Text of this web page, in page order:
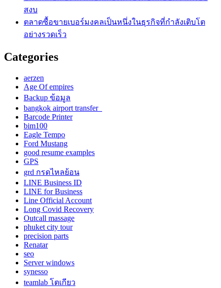
สงบ
ตลาดซื้อขายเบอร์มงคลเป็นหนึ่งในธุรกิจที่กำลังเติบโต
อย่างรวดเร็ว
Categories
aerzen
Age Of empires
Backup ข้อมูล
bangkok airport transfer
Barcode Printer
bim100
Eagle Tempo
Ford Mustang
good resume examples
GPS
grd กรดไหลย้อน
LINE Business ID
LINE for Business
Line Official Account
Long Covid Recovery
Outcall massage
phuket city tour
precision parts
Renatar
seo
Server windows
synesso
teamlab โตเกียว